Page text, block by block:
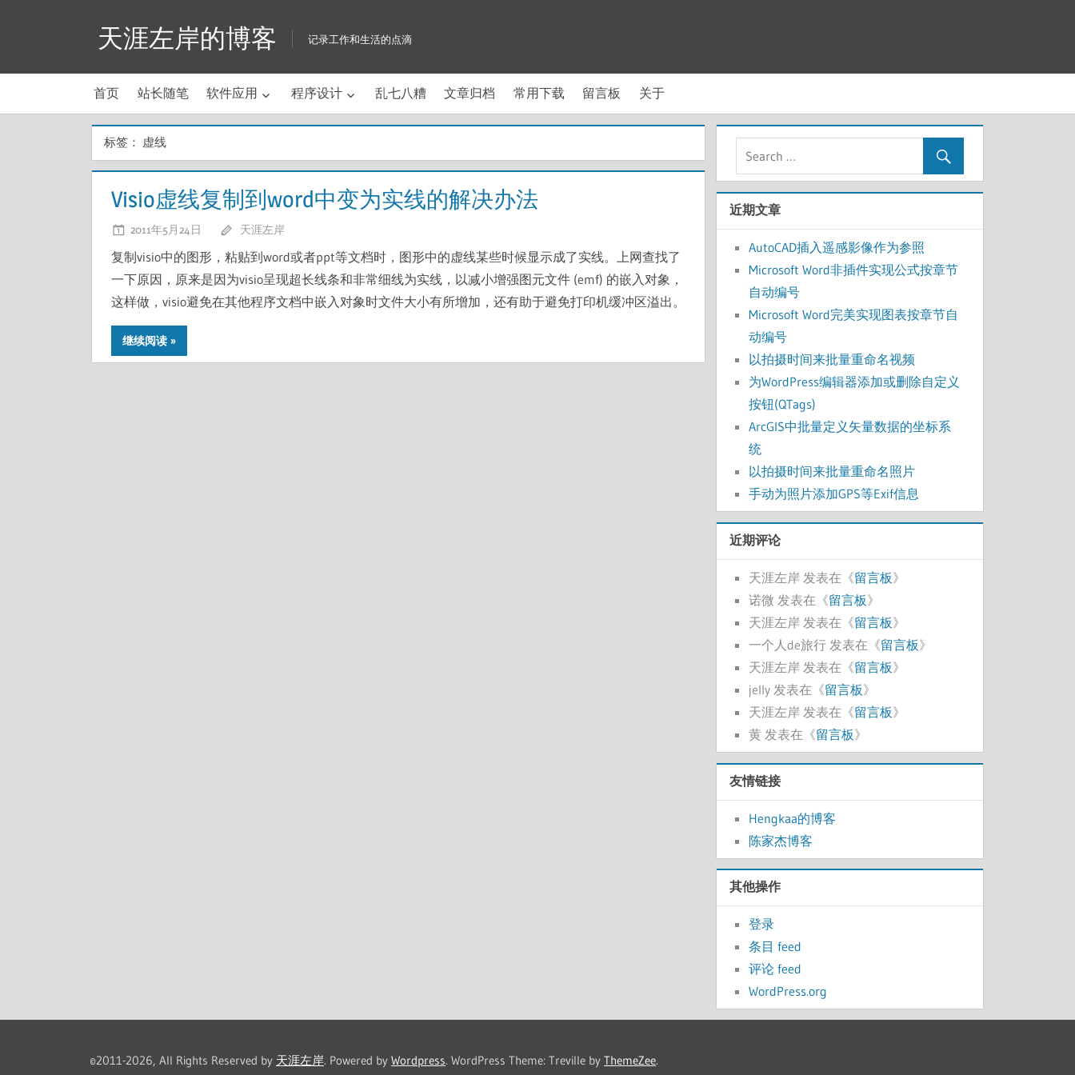
天涯左岸的博客 记录工作和生活的点滴
首页 站长随笔 软件应用 程序设计 乱七八糟 文章归档 常用下载 留言板 关于
标签： 虚线
Visio虚线复制到word中变为实线的解决办法
2011年5月24日 天涯左岸
复制visio中的图形，粘贴到word或者ppt等文档时，图形中的虚线某些时候显示成了实线。上网查找了
一下原因，原来是因为visio呈现超长线条和非常细线为实线，以减小增强图元文件 (emf) 的嵌入对象，
这样做，visio避免在其他程序文档中嵌入对象时文件大小有所增加，还有助于避免打印机缓冲区溢出。
继续阅读
近期文章
AutoCAD插入遥感影像作为参照
Microsoft Word非插件实现公式按章节
自动编号
Microsoft Word完美实现图表按章节自
动编号
以拍摄时间来批量重命名视频
为WordPress编辑器添加或删除自定义
按钮(QTags)
ArcGIS中批量定义矢量数据的坐标系
统
以拍摄时间来批量重命名照片
手动为照片添加GPS等Exif信息
近期评论
天涯左岸 发表在《留言板》
诺微 发表在《留言板》
天涯左岸 发表在《留言板》
一个人de旅行 发表在《留言板》
天涯左岸 发表在《留言板》
jelly 发表在《留言板》
天涯左岸 发表在《留言板》
黄 发表在《留言板》
友情链接
Hengkaa的博客
陈家杰博客
其他操作
登录
条目 feed
评论 feed
WordPress.org
©2011-2026, All Rights Reserved by 天涯左岸. Powered by Wordpress. WordPress Theme: Treville by ThemeZee.